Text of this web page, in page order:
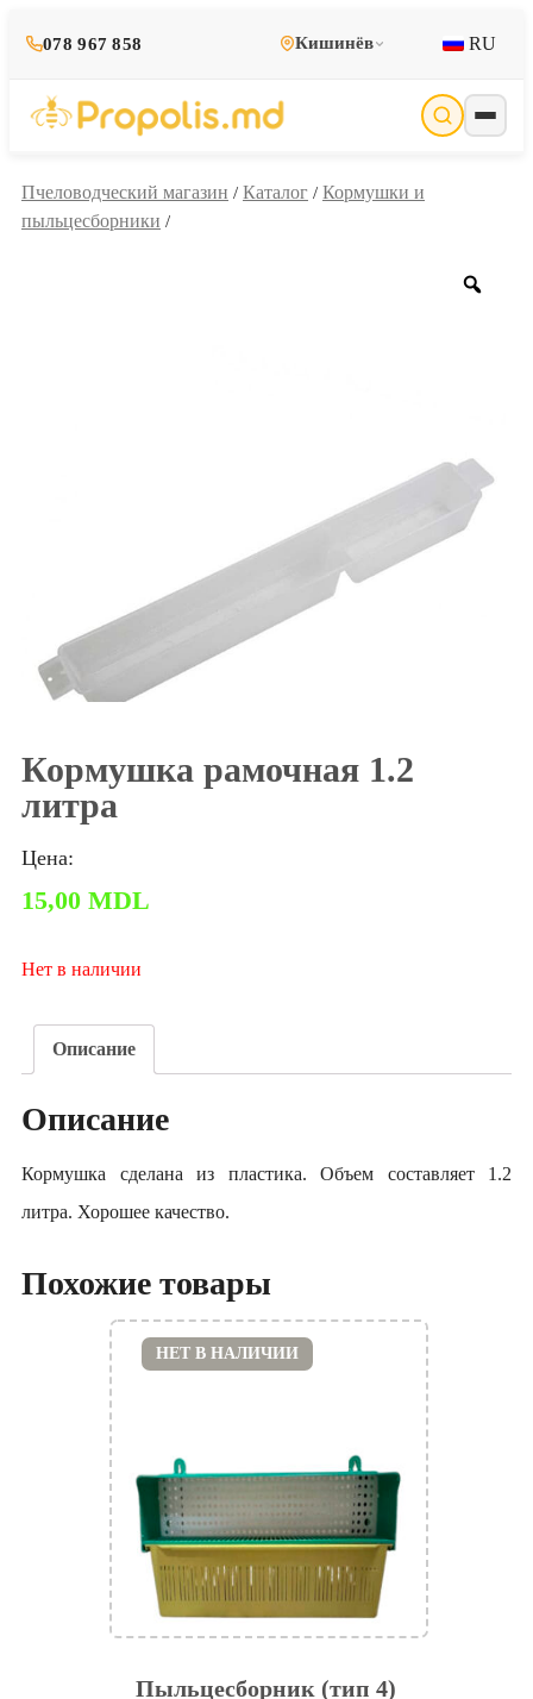
078 967 858 Кишинёв RU
Пчеловодческий магазин / Каталог / Кормушки и
пыльцесборники /
Кормушка рамочная 1.2
литра
Цена:
15,00 MDL
Нет в наличии
Описание
Описание
Кормушка сделана из пластика. Объем составляет 1.2
литра. Хорошее качество.
Похожие товары
Пыльцесборник (тип 4)
НЕТ В НАЛИЧИИ